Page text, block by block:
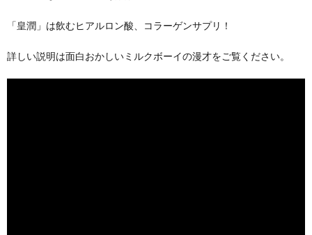
「皇潤」は飲むヒアルロン酸、コラーゲンサプリ！
詳しい説明は面白おかしいミルクボーイの漫才をご覧ください。